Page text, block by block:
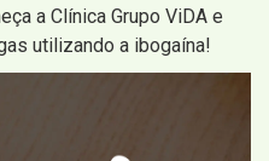
a Clínica Grupo ViDA e
utilizando a ibogaína!